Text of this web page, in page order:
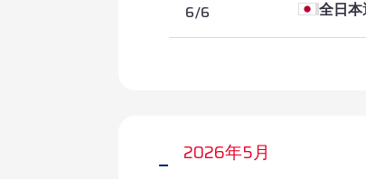
2026/6/13 第5ステー
2026/6/10
6/6 全日本
2026年5月